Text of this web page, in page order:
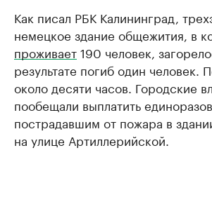
Как писал РБК Калининград,
немецкое здание общежития, в
проживает190 человек,
результате погиб один человек.
около десяти часов. Городские
пообещали выплатить
пострадавшим от пожара в
на улице Артиллерийской.